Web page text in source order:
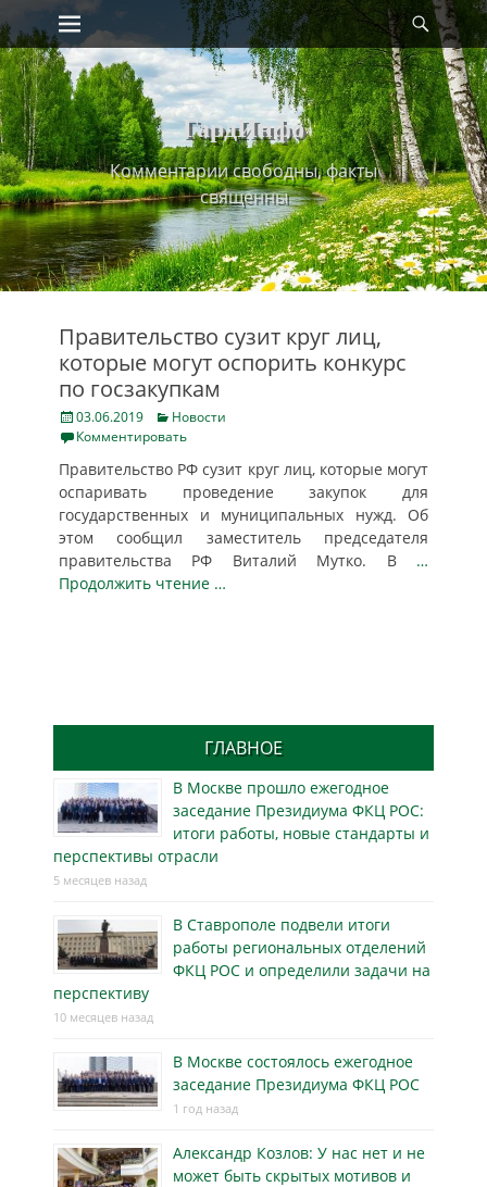
Skip
to
content
Primary Menu
ГардИнфо
Комментарии свободны, факты
священны
Правительство сузит круг лиц,
которые могут оспорить конкурс
по госзакупкам
Posted
on
03.06.2019 Categories
Новости
Комментировать
Правительство РФ сузит круг лиц, которые могут
оспаривать проведение закупок для
государственных и муниципальных нужд. Об
этом сообщил заместитель председателя
правительства РФ Виталий Мутко. В …
Продолжить чтение …
ГЛАВНОЕ
В Москве прошло ежегодное
заседание Президиума ФКЦ РОС:
итоги работы, новые стандарты и
перспективы отрасли
5 месяцев назад
В Ставрополе подвели итоги
работы региональных отделений
ФКЦ РОС и определили задачи на
перспективу
10 месяцев назад
В Москве состоялось ежегодное
заседание Президиума ФКЦ РОС
1 год назад
Александр Козлов: У нас нет и не
может быть скрытых мотивов и